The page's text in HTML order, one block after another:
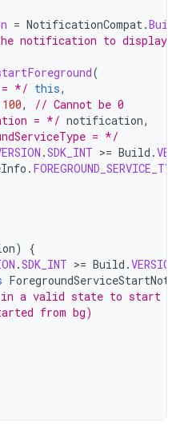
= NotificationCompat.
notification to display
(
*/ this,
100,
// Cannot be 0
= */ notification,
= */
.SDK_INT >= Build .
.
)
{
.SDK_INT >= Build .
a valid state to start
from bg)